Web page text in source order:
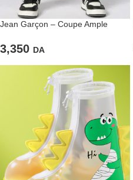
Jean Garçon – Coupe Ample
3,350 DA